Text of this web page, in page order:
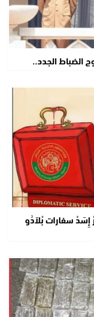
الضباط الجدد..
إِسَدْ سفارات بْلاَدُو